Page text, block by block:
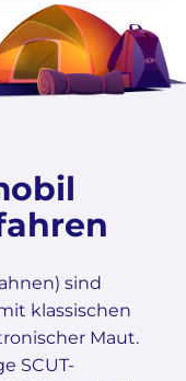
sind
klassischen
Maut.
SCUT-